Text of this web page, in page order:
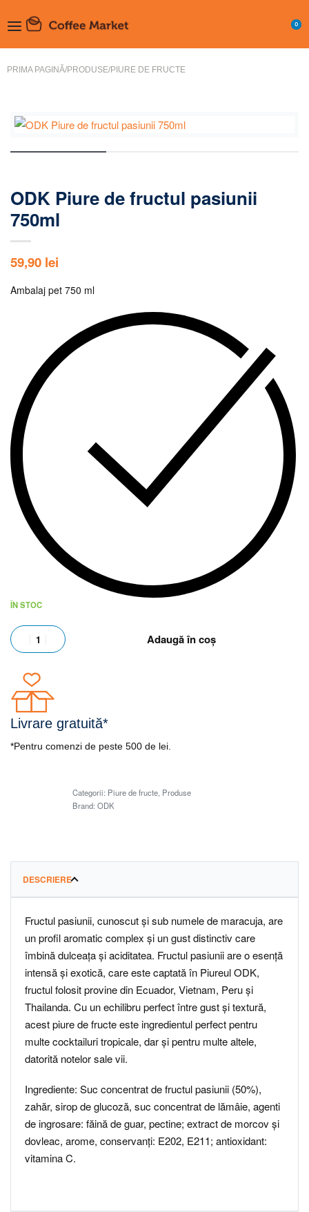
0
PRIMA PAGINĂ/PRODUSE/PIURE DE FRUCTE
ODK Piure de fructul pasiunii
750ml
59,90 lei
Ambalaj pet 750 ml
ÎN STOC
Adaugă în coș
Livrare gratuită*
*Pentru comenzi de peste 500 de lei.
Categorii: Piure de fructe, Produse
Brand: ODK
DESCRIERE
Fructul pasiunii, cunoscut și sub numele de maracuja, are
un profil aromatic complex și un gust distinctiv care
îmbină dulceața și aciditatea. Fructul pasiunii are o esență
intensă și exotică, care este captată în Piureul ODK,
fructul folosit provine din Ecuador, Vietnam, Peru și
Thailanda. Cu un echilibru perfect între gust și textură,
acest piure de fructe este ingredientul perfect pentru
multe cocktailuri tropicale, dar și pentru multe altele,
datorită notelor sale vii.
Ingrediente: Suc concentrat de fructul pasiunii (50%),
zahăr, sirop de glucoză, suc concentrat de lămâie, agenti
de ingrosare: făină de guar, pectine; extract de morcov și
dovleac, arome, conservanți: E202, E211; antioxidant:
vitamina C.